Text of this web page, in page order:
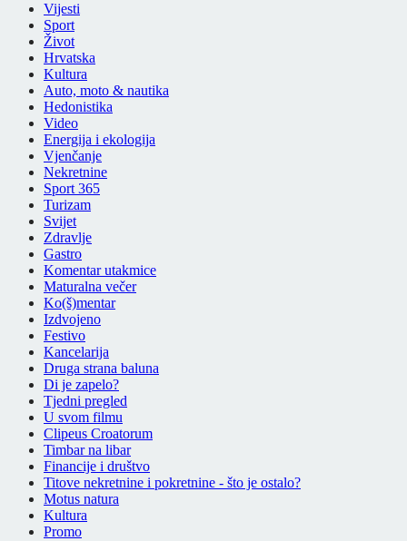
Vijesti
Sport
Život
Hrvatska
Kultura
Auto, moto & nautika
Hedonistika
Video
Energija i ekologija
Vjenčanje
Nekretnine
Sport 365
Turizam
Svijet
Zdravlje
Gastro
Komentar utakmice
Maturalna večer
Ko(š)mentar
Izdvojeno
Festivo
Kancelarija
Druga strana baluna
Di je zapelo?
Tjedni pregled
U svom filmu
Clipeus Croatorum
Timbar na libar
Financije i društvo
Titove nekretnine i pokretnine - što je ostalo?
Motus natura
Kultura
Promo